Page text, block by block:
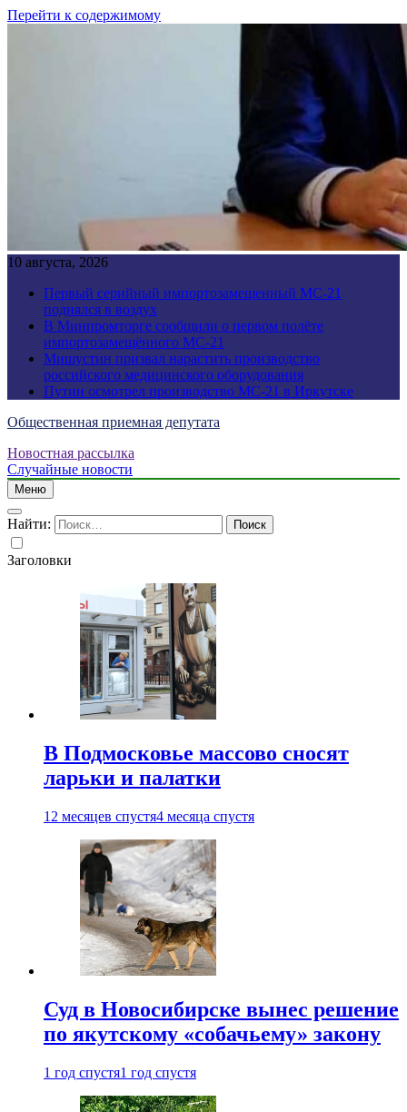
Перейти к содержимому
10 августа, 2026
Первый серийный импортозамещенный МС-21
поднялся в воздух
В Минпромторге сообщили о первом полёте
импортозамещённого МС-21
Мишустин призвал нарастить производство
российского медицинского оборудования
Путин осмотрел производство МС-21 в Иркутске
Общественная приемная депутата
Новостная рассылка
Случайные новости
Меню
Найти:
Заголовки
В Подмосковье массово сносят
ларьки и палатки
12 месяцев спустя4 месяца спустя
Суд в Новосибирске вынес решение
по якутскому «собачьему» закону
1 год спустя1 год спустя